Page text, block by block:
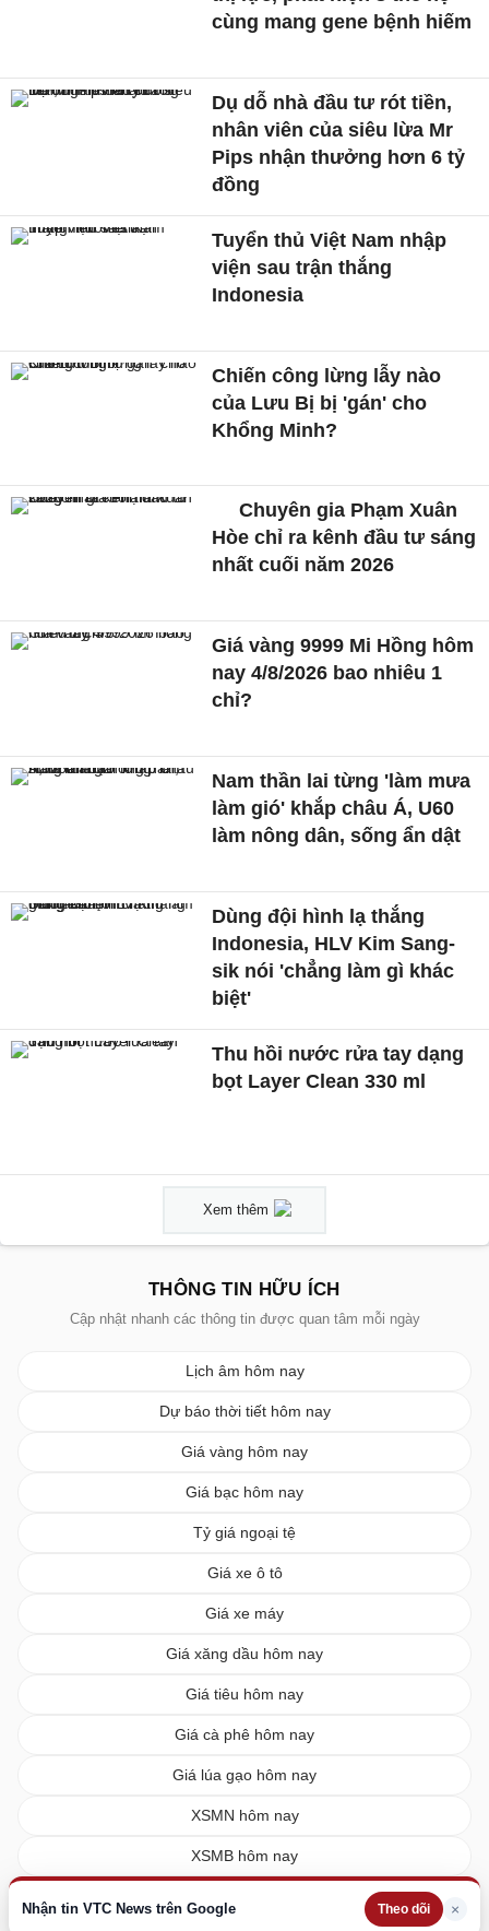
Nhận tin VTC News trên Google Theo dõi ×
cùng mang gene bệnh hiếm
Dụ dỗ nhà đầu tư rót tiền,
nhân viên của siêu lừa Mr
Pips nhận thưởng hơn 6 tỷ
đồng
Tuyển thủ Việt Nam nhập
viện sau trận thắng
Indonesia
Chiến công lừng lẫy nào
của Lưu Bị bị 'gán' cho
Khổng Minh?
Chuyên gia Phạm Xuân
Hòe chỉ ra kênh đầu tư sáng
nhất cuối năm 2026
Giá vàng 9999 Mi Hồng hôm
nay 4/8/2026 bao nhiêu 1
chỉ?
Nam thần lai từng 'làm mưa
làm gió' khắp châu Á, U60
làm nông dân, sống ẩn dật
Dùng đội hình lạ thắng
Indonesia, HLV Kim Sang-
sik nói 'chẳng làm gì khác
biệt'
Thu hồi nước rửa tay dạng
bọt Layer Clean 330 ml
Xem thêm
THÔNG TIN HỮU ÍCH
Cập nhật nhanh các thông tin được quan tâm mỗi ngày
Lịch âm hôm nay
Dự báo thời tiết hôm nay
Giá vàng hôm nay
Giá bạc hôm nay
Tỷ giá ngoại tệ
Giá xe ô tô
Giá xe máy
Giá xăng dầu hôm nay
Giá tiêu hôm nay
Giá cà phê hôm nay
Giá lúa gạo hôm nay
XSMN hôm nay
XSMB hôm nay